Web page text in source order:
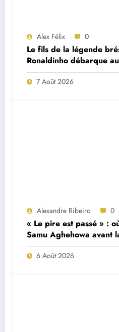
Alex Félix 0
Le fils de la légende
Ronaldinho débarque
7 Août 2026
Alexandre Ribeiro 0
« Le pire est passé » :
Samu Aghehowa avant
Porto ?
6 Août 2026